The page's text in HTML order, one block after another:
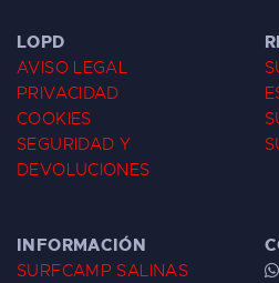
LOPD
AVISO LEGAL
PRIVACIDAD
COOKIES
SEGURIDAD Y
DEVOLUCIONES
INFORMACIÓN
SURFCAMP SALINAS